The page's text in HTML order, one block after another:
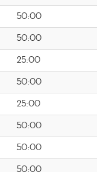
50:00
50:00
25:00
50:00
25:00
50:00
50:00
50:00